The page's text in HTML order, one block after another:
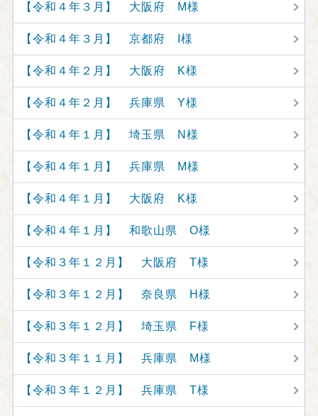
【令和４年３月】 大阪府 M様
【令和４年３月】 京都府 I様
【令和４年２月】 大阪府 K様
【令和４年２月】 兵庫県 Y様
【令和４年１月】 埼玉県 N様
【令和４年１月】 兵庫県 M様
【令和４年１月】 大阪府 K様
【令和４年１月】 和歌山県 O様
【令和３年１２月】 大阪府 T様
【令和３年１２月】 奈良県 H様
【令和３年１２月】 埼玉県 F様
【令和３年１１月】 兵庫県 M様
【令和３年１２月】 兵庫県 T様